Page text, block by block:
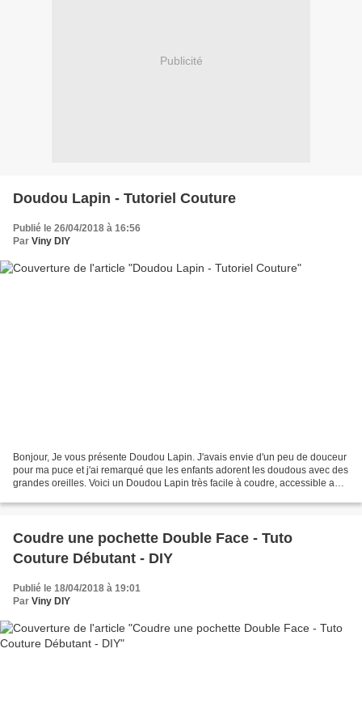
Publicité
Doudou Lapin - Tutoriel Couture
Publié le 26/04/2018 à 16:56
Par Viny DIY
Bonjour, Je vous présente Doudou Lapin. J'avais envie d'un peu de douceur
pour ma puce et j'ai remarqué que les enfants adorent les doudous avec des
grandes oreilles. Voici un Doudou Lapin très facile à coudre, accessible aux
Coudre une pochette Double Face - Tuto
Couture Débutant - DIY
Publié le 18/04/2018 à 19:01
Par Viny DIY